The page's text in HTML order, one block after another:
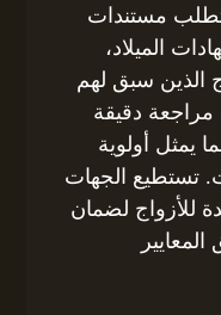
مستندات
الميلاد،
الذين سبق لهم
مراجعة دقيقة
يمثل أولوية
تستطيع الجهات
للأزواج لضمان